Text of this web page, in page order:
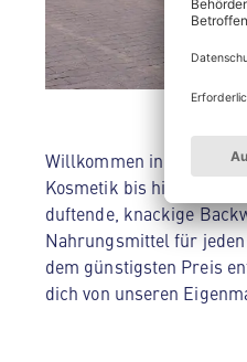
Willkommen in deinem
Kosmetik bis hin zu
duftende, knackige
Nahrungsmittel für
dem günstigsten Preis
dich von unseren